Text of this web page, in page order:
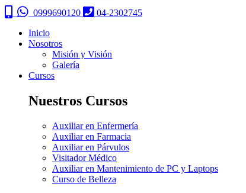
0999690120
04-2302745
Inicio
Nosotros
Misión y Visión
Galería
Cursos
Nuestros Cursos
Auxiliar en Enfermería
Auxiliar en Farmacia
Auxiliar en Párvulos
Visitador Médico
Auxiliar en Mantenimiento de PC y Laptops
Curso de Belleza